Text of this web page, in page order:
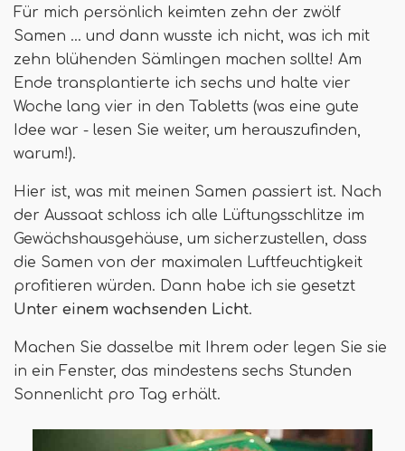
Für mich persönlich keimten zehn der zwölf
Samen ... und dann wusste ich nicht, was ich mit
zehn blühenden Sämlingen machen sollte! Am
Ende transplantierte ich sechs und halte vier
Woche lang vier in den Tabletts (was eine gute
Idee war - lesen Sie weiter, um herauszufinden,
warum!).
Hier ist, was mit meinen Samen passiert ist. Nach
der Aussaat schloss ich alle Lüftungsschlitze im
Gewächshausgehäuse, um sicherzustellen, dass
die Samen von der maximalen Luftfeuchtigkeit
profitieren würden. Dann habe ich sie gesetzt
Unter einem wachsenden Licht.
Machen Sie dasselbe mit Ihrem oder legen Sie sie
in ein Fenster, das mindestens sechs Stunden
Sonnenlicht pro Tag erhält.